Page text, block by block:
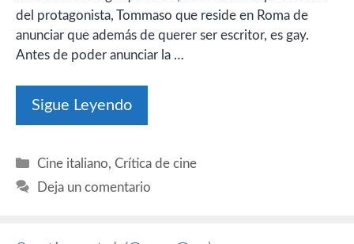
del protagonista, Tommaso que reside en Roma de
anunciar que además de querer ser escritor, es gay.
Antes de poder anunciar la …
Sigue Leyendo
Categorías
Cine italiano,Crítica de cine
Deja un comentario